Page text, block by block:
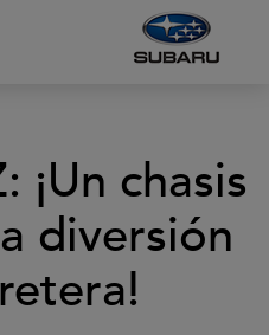
¡Un chasis
diversión